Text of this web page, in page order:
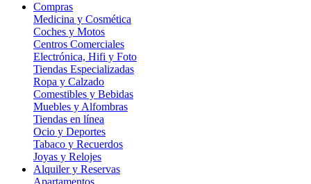
Compras
Medicina y Cosmética
Coches y Motos
Centros Comerciales
Electrónica, Hifi y Foto
Tiendas Especializadas
Ropa y Calzado
Comestibles y Bebidas
Muebles y Alfombras
Tiendas en línea
Ocio y Deportes
Tabaco y Recuerdos
Joyas y Relojes
Alquiler y Reservas
Apartamentos